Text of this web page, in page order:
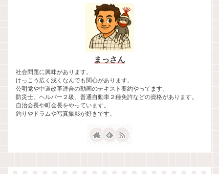
まっさん
社会問題に興味があります。
けっこう広く浅くなんでも関心があります。
公明党や中道改革連合の動画のテキスト要約やってます。
防災士、ヘルパー２級、普通自動車２種免許などの資格があります。
自治会長や町会長をやっています。
釣りやドラムや写真撮影が好きです。